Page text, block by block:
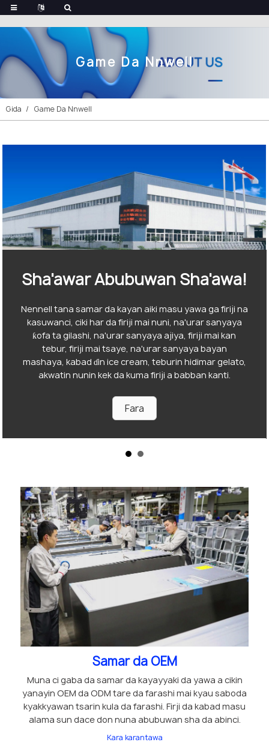
Game Da Nnwell
Gida Game Da Nnwell
Sha'awar Abubuwan Sha'awa!
Nennell tana samar da kayan aiki masu yawa ga firiji na
kasuwanci, ciki har da firiji mai nuni, na'urar sanyaya
ƙofa ta gilashi, na'urar sanyaya ajiya, firiji mai kan
tebur, firiji mai tsaye, na'urar sanyaya bayan
mashaya, kabad ɗin ice cream, teburin hidimar gelato,
akwatin nunin kek da kuma firiji a babban kanti.
Fara
Samar da OEM
Muna ci gaba da samar da kayayyaki da yawa a cikin
yanayin OEM da ODM tare da farashi mai kyau saboda
kyakkyawan tsarin kula da farashi. Firji da kabad masu
alama sun dace don nuna abubuwan sha da abinci.
Kara karantawa